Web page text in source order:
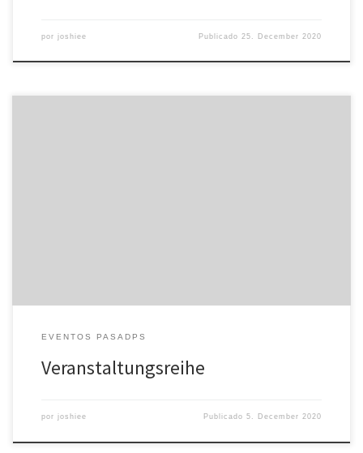
por joshiee Publicado 25. December 2020
EVENTOS PASADPS
Veranstaltungsreihe
por joshiee Publicado5. December 2020